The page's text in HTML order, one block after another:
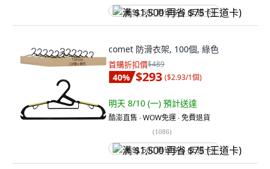
满 $1,500 再省 $75 (王道卡)
comet 防滑衣架, 100個, 綠色
首購折扣價$489
40% $293 ($2.93/1個)
明天 8/10 (一) 預計送達
酷澎直售 ∙ WOW免運 ∙ 免費退貨
(1086)
满 $1,500 再省 $75 (王道卡)